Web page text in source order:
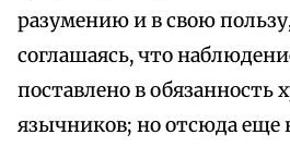
разумению и в свою
соглашаясь, что
поставлено в обязанность
язычников; но отсюда еще